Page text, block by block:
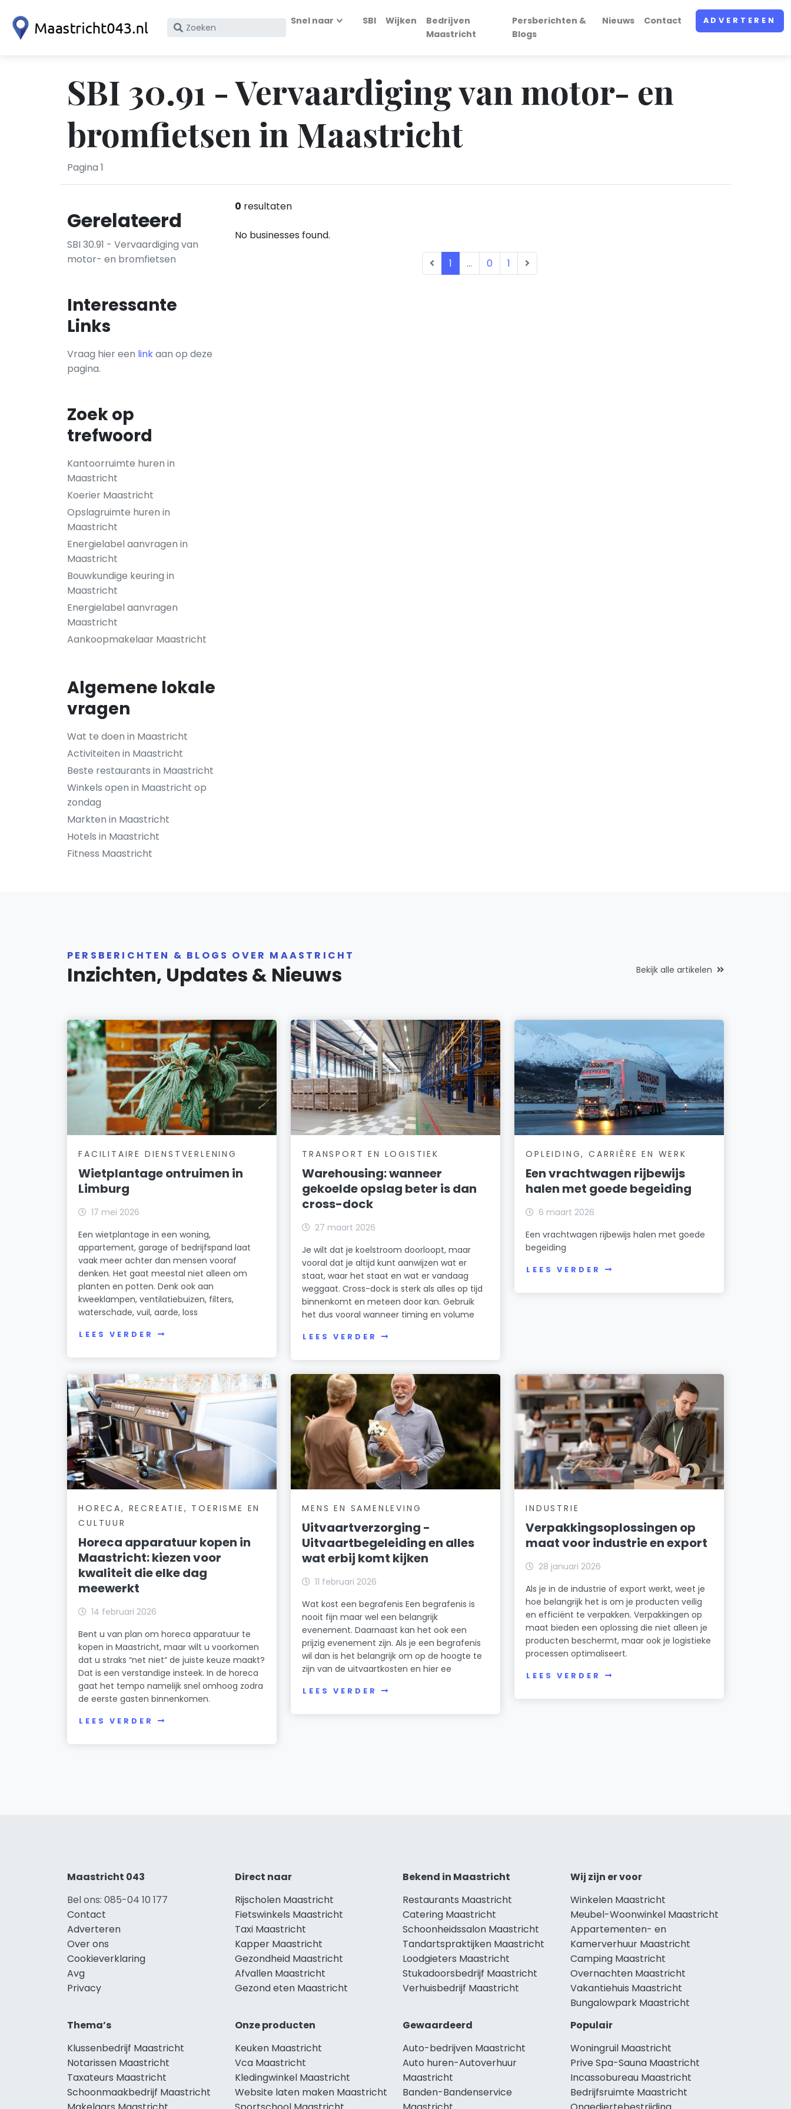
Zoek
KvK
nummer
Snel naar SBI Wijken
Bedrijven
Maastricht
Persberichten &
Blogs
Nieuws Contact ADVERTEREN
SBI 30.91 - Vervaardiging van motor- en
bromfietsen in Maastricht
Pagina 1
Gerelateerd
SBI 30.91 - Vervaardiging van
motor- en bromfietsen
Interessante
Links
Vraag hier een linkaan op deze
pagina.
Zoek op
trefwoord
Kantoorruimte huren in
Maastricht
Koerier Maastricht
Opslagruimte huren in
Maastricht
Energielabel aanvragen in
Maastricht
Bouwkundige keuring in
Maastricht
Energielabel aanvragen
Maastricht
Aankoopmakelaar Maastricht
Algemene lokale
vragen
Wat te doen in Maastricht
Activiteiten in Maastricht
Beste restaurants in Maastricht
Winkels open in Maastricht op
zondag
Markten in Maastricht
Hotels in Maastricht
Fitness Maastricht
0 resultaten
No businesses found.
1 ... 0 1
PERSBERICHTEN & BLOGS OVER MAASTRICHT
Inzichten, Updates & Nieuws Bekijk alle artikelen
FACILITAIRE DIENSTVERLENING
Wietplantage ontruimen in
Limburg
17 mei 2026
Een wietplantage in een woning,
appartement, garage of bedrijfspand laat
vaak meer achter dan mensen vooraf
denken. Het gaat meestal niet alleen om
planten en potten. Denk ook aan
kweeklampen, ventilatiebuizen, filters,
waterschade, vuil, aarde, loss
LEES VERDER
TRANSPORT EN LOGISTIEK
Warehousing: wanneer
gekoelde opslag beter is dan
cross-dock
27 maart 2026
Je wilt dat je koelstroom doorloopt, maar
vooral dat je altijd kunt aanwijzen wat er
staat, waar het staat en wat er vandaag
weggaat. Cross-dock is sterk als alles op tijd
binnenkomt en meteen door kan. Gebruik
het dus vooral wanneer timing en volume
LEES VERDER
OPLEIDING, CARRIÈRE EN WERK
Een vrachtwagen rijbewijs
halen met goede begeiding
6 maart 2026
Een vrachtwagen rijbewijs halen met goede
begeiding
LEES VERDER
HORECA, RECREATIE, TOERISME EN
CULTUUR
Horeca apparatuur kopen in
Maastricht: kiezen voor
kwaliteit die elke dag
meewerkt
14 februari 2026
Bent u van plan om horeca apparatuur te
kopen in Maastricht, maar wilt u voorkomen
dat u straks “net niet” de juiste keuze maakt?
Dat is een verstandige insteek. In de horeca
gaat het tempo namelijk snel omhoog zodra
de eerste gasten binnenkomen.
LEES VERDER
MENS EN SAMENLEVING
Uitvaartverzorging -
Uitvaartbegeleiding en alles
wat erbij komt kijken
11 februari 2026
Wat kost een begrafenis Een begrafenis is
nooit fijn maar wel een belangrijk
evenement. Daarnaast kan het ook een
prijzig evenement zijn. Als je een begrafenis
wil dan is het belangrijk om op de hoogte te
zijn van de uitvaartkosten en hier ee
LEES VERDER
INDUSTRIE
Verpakkingsoplossingen op
maat voor industrie en export
28 januari 2026
Als je in de industrie of export werkt, weet je
hoe belangrijk het is om je producten veilig
en efficiënt te verpakken. Verpakkingen op
maat bieden een oplossing die niet alleen je
producten beschermt, maar ook je logistieke
processen optimaliseert.
LEES VERDER
Maastricht 043
Bel ons: 085-04 10 177
Contact
Adverteren
Over ons
Cookieverklaring
Avg
Privacy
Direct naar
Rijscholen Maastricht
Fietswinkels Maastricht
Taxi Maastricht
Kapper Maastricht
Gezondheid Maastricht
Afvallen Maastricht
Gezond eten Maastricht
Bekend in Maastricht
Restaurants Maastricht
Catering Maastricht
Schoonheidssalon Maastricht
Tandartspraktijken Maastricht
Loodgieters Maastricht
Stukadoorsbedrijf Maastricht
Verhuisbedrijf Maastricht
Wij zijn er voor
Winkelen Maastricht
Meubel-Woonwinkel Maastricht
Appartementen- en
Kamerverhuur Maastricht
Camping Maastricht
Overnachten Maastricht
Vakantiehuis Maastricht
Bungalowpark Maastricht
Thema’s
Klussenbedrijf Maastricht
Notarissen Maastricht
Taxateurs Maastricht
Schoonmaakbedrijf Maastricht
Onze producten
Keuken Maastricht
Vca Maastricht
Kledingwinkel Maastricht
Website laten maken Maastricht
Gewaardeerd
Auto-bedrijven Maastricht
Auto huren-Autoverhuur
Maastricht
Banden-Bandenservice
Populair
Woningruil Maastricht
Prive Spa-Sauna Maastricht
Incassobureau Maastricht
Bedrijfsruimte Maastricht